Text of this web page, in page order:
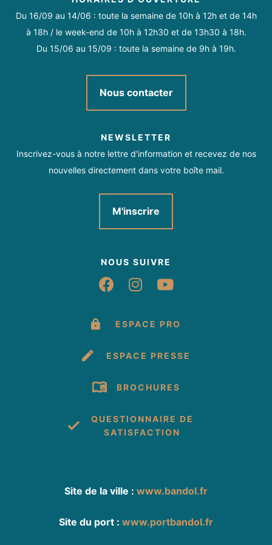
Du 16/09 au 14/06 : toute la semaine de 10h à 12h et de 14h
à 18h / le week-end de 10h à 12h30 et de 13h30 à 18h.
Du 15/06 au 15/09 : toute la semaine de 9h à 19h.
Nous contacter
NEWSLETTER
Inscrivez-vous à notre lettre d'information et recevez de nos
nouvelles directement dans votre boîte mail.
M'inscrire
NOUS SUIVRE
Suivez-nous sur
Suivez-nous sur
Suivez-nous
ESPACE PRO
ESPACE PRESSE
BROCHURES
QUESTIONNAIRE DE
SATISFACTION
Site de la ville : www.bandol.fr
Site du port : www.portbandol.fr